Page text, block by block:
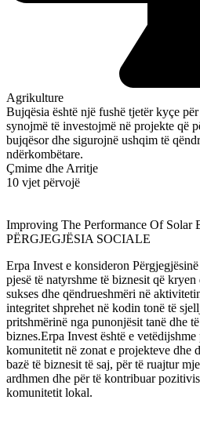
Agrikulture
Bujqësia është një fushë tjetër kyçe
synojmë të investojmë në projekte që
bujqësor dhe sigurojnë ushqim të
ndërkombëtare.
Çmime dhe Arritje
10 vjet përvojë
Improving The Performance Of Solar
PËRGJEGJËSIA SOCIALE
Erpa Invest e konsideron
pjesë të natyrshme të biznesit që
sukses dhe qëndrueshmëri në
integritet shprehet në kodin tonë të
pritshmërinë nga punonjësit tanë dhe
biznes.Erpa Invest është e
komunitetit në zonat e projekteve dhe
bazë të biznesit të saj, për të ruajtur
ardhmen dhe për të kontribuar
komunitetit lokal.